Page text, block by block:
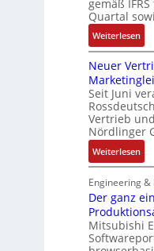
:
P
o
s
i
t
i
v
e
M
o
m
e
n
t
a
e
r
l
a
t
i
o
n
r
F
a
b
r
i
k
s
t
e
m
t
e
c
h
n
k
G
s
c
gemäß
Quartal
Weiterlesen:
D
a
s
s
a
u
l
t
S
y
s
t
è
m
Neuer
Seit Juni
Vertrieb
Nördlinger
Weiterlesen:
N
e
u
e
r
V
Engineering
Der ganz
Mitsubishi